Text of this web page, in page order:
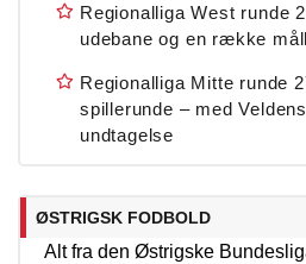
Regionalliga West runde
udebane og en række
Regionalliga Mitte runde
spillerunde – med
undtagelse
ØSTRIGSK FODBOLD
Alt fra den Østrigske